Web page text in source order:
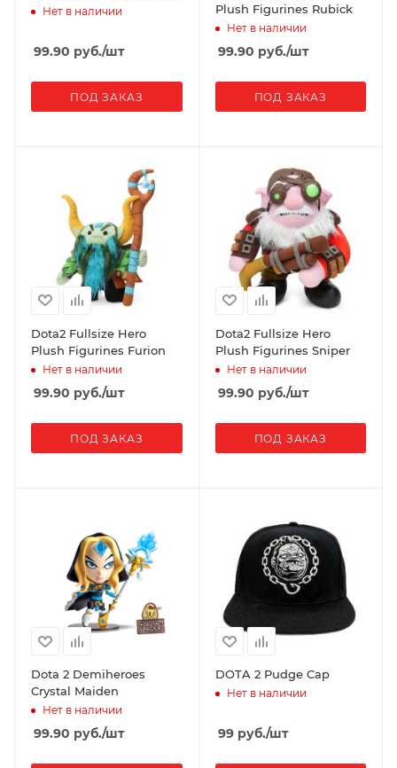
Нет в наличии
99.90 руб./шт
ПОД ЗАКАЗ
Plush Figurines Rubick
Нет в наличии
99.90 руб./шт
ПОД ЗАКАЗ
Dota2 Fullsize Hero
Plush Figurines Furion
Нет в наличии
99.90 руб./шт
ПОД ЗАКАЗ
Dota2 Fullsize Hero
Plush Figurines Sniper
Нет в наличии
99.90 руб./шт
ПОД ЗАКАЗ
Dota 2 Demiheroes
Crystal Maiden
Нет в наличии
99.90 руб./шт
DOTA 2 Pudge Cap
Нет в наличии
99руб./шт